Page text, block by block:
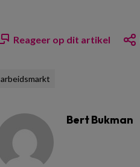
Reageer op dit artikel
arbeidsmarkt
Bert Bukman